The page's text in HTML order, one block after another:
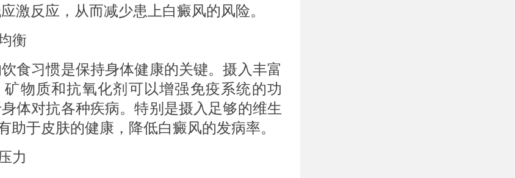
激反应，从而减少患上白癜风的风险。
衡
习惯是保持身体健康的关键。摄入丰富
矿物质和抗氧化剂可以增强免疫系统的功
体对抗各种疾病。特别是摄入足够的维生
助于皮肤的健康，降低白癜风的发病率。
力